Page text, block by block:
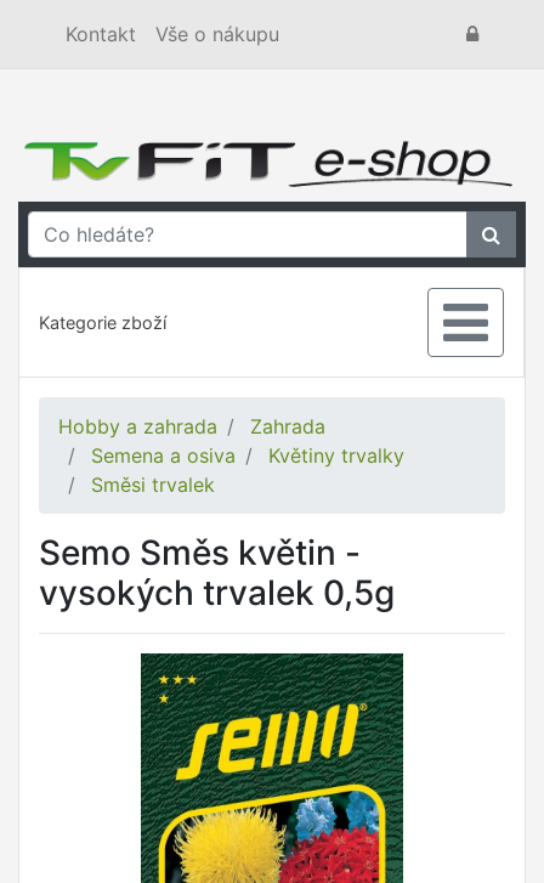
Kontakt Vše o nákupu
Kategorie zboží
Hobby a zahrada
Zahrada
Semena a osiva
Květiny trvalky
Směsi trvalek
Semo Směs květin -
vysokých trvalek 0,5g